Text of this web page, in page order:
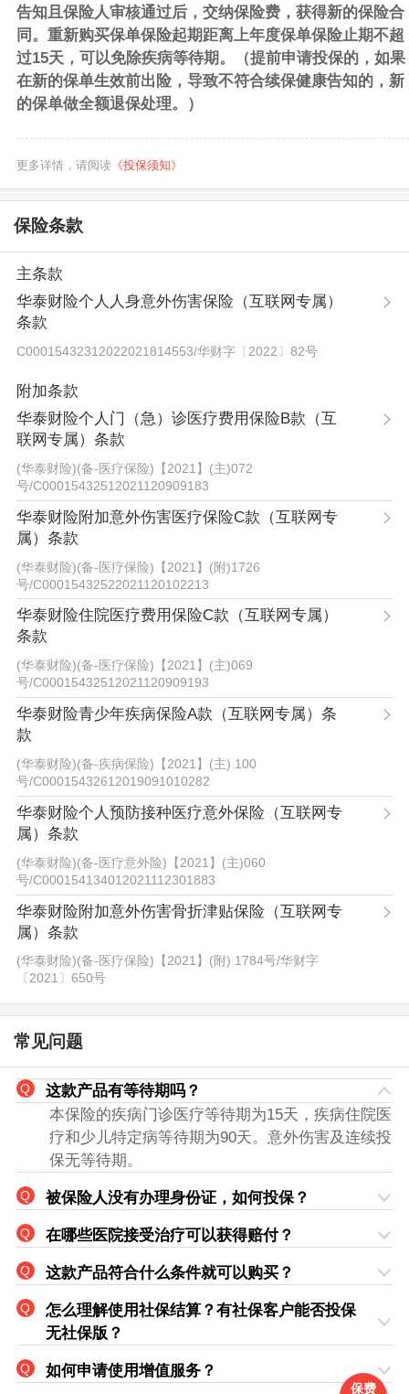
告知且保险人审核通过后，交纳保险费，获得新的保险合
同。重新购买保单保险起期距离上年度保单保险止期不超
过15天，可以免除疾病等待期。（提前申请投保的，如果
在新的保单生效前出险，导致不符合续保健康告知的，新
的保单做全额退保处理。）
更多详情，请阅读《投保须知》
保险条款
主条款
华泰财险个人人身意外伤害保险（互联网专属）
条款
C00015432312022021814553/华财字〔2022〕82号
附加条款
华泰财险个人门（急）诊医疗费用保险B款（互
联网专属）条款
(华泰财险)(备-医疗保险)【2021】(主)072
号/C00015432512021120909183
华泰财险附加意外伤害医疗保险C款（互联网专
属）条款
(华泰财险)(备-医疗保险)【2021】(附)1726
号/C00015432522021120102213
华泰财险住院医疗费用保险C款（互联网专属）
条款
(华泰财险)(备-医疗保险)【2021】(主)069
号/C00015432512021120909193
华泰财险青少年疾病保险A款（互联网专属）条
款
(华泰财险)(备-疾病保险)【2021】(主) 100
号/C00015432612019091010282
华泰财险个人预防接种医疗意外保险（互联网专
属）条款
(华泰财险)(备-医疗意外险)【2021】(主)060
号/C000154134012021112301883
华泰财险附加意外伤害骨折津贴保险（互联网专
属）条款
(华泰财险)(备-医疗保险)【2021】(附) 1784号/华财字
〔2021〕650号
常见问题
这款产品有等待期吗？
本保险的疾病门诊医疗等待期为15天，疾病住院医
疗和少儿特定病等待期为90天。意外伤害及连续投
保无等待期。
被保险人没有办理身份证，如何投保？
在哪些医院接受治疗可以获得赔付？
这款产品符合什么条件就可以购买？
怎么理解使用社保结算？有社保客户能否投保
无社保版？
如何申请使用增值服务？
保费